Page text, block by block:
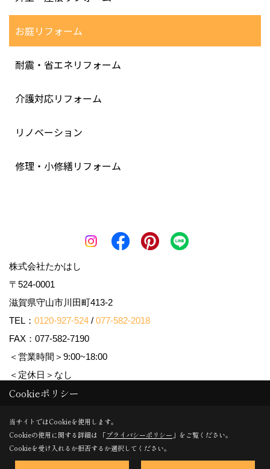
お庭リフォーム
耐震・省エネリフォーム
介護対応リフォーム
リノベーション
修理・小修繕リフォーム
株式会社たかはし
〒524-0001
滋賀県守山市川田町413-2
TEL： 0120-927-524 / 077-582-2018
FAX：077-582-7190
＜営業時間＞9:00~18:00
＜定休日＞なし
Copyright (c) 株式会社たかはし. All Rights Reserved.
Produced byゴデスクリエイト
Cookieポリシー
当サイトではCookieを使用します。
Cookieの使用に関する詳細は 「プライバシーポリシー 」をご覧ください。
Cookieを受け入れるか拒否するか選択してください。